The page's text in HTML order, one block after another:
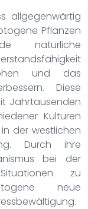
allgegenwärtig
Pflanzen
natürliche
und das
Diese
Jahrtausenden
Kulturen
der westlichen
Durch ihre
bei der
zu
neue